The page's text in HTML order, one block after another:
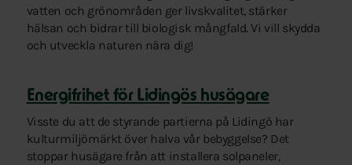
vatten och grönområden ger livskvalitet, stärker
hälsan och bidrar till biologisk mångfald. Vi vill skydda
och utveckla naturen nära dig!
Energifrihet för Lidingös husägare
Visste du att de styrande partierna på Lidingö har
kulturmiljömärkt över halva vår bebyggelse? Det
stoppar husägare från att installera solpaneler,